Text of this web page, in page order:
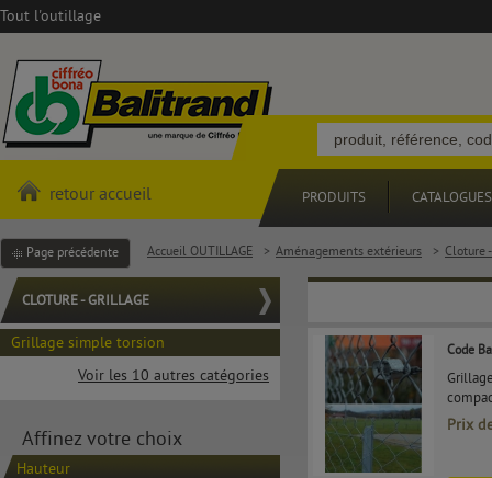
Tout l'outillage
retour accueil PRODUITS CATALOGUES
Page précédente Accueil OUTILLAGE > Aménagements extérieurs > Cloture
CLOTURE - GRILLAGE
Grillage simple torsion
Voir les 10 autres catégories
Affinez votre choix
Hauteur
Code
Prix